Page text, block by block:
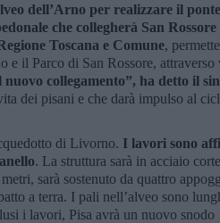
dell’Arno per realizzare il ponte
che collegherà San Rossore
Toscana e Comune,
e il Parco di San Rossore, attraverso
collegamento”, ha detto il
dei pisani e che darà impulso al
di Livorno. I lavori sono
. La struttura sarà in acciaio
sarà sostenuto da quattro
a terra. I pali nell’alveo sono
i lavori, Pisa avrà un nuovo snodo